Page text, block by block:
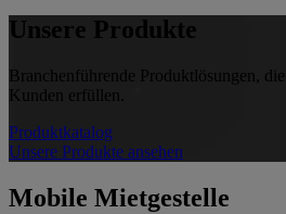
Unsere Produkte
Branchenführende Produktlösungen,
Kunden erfüllen.
Produktkatalog
Unsere Produkte ansehen
Mobile Mietgestelle